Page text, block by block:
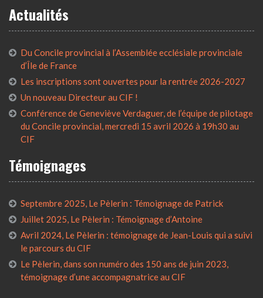
Actualités
Du Concile provincial à l’Assemblée ecclésiale provinciale
d’Île de France
Les inscriptions sont ouvertes pour la rentrée 2026-2027
Un nouveau Directeur au CIF !
Conférence de Geneviève Verdaguer, de l’équipe de pilotage
du Concile provincial, mercredi 15 avril 2026 à 19h30 au
CIF
Témoignages
Septembre 2025, Le Pèlerin : Témoignage de Patrick
Juillet 2025, Le Pèlerin : Témoignage d’Antoine
Avril 2024, Le Pèlerin : témoignage de Jean-Louis qui a suivi
le parcours du CIF
Le Pèlerin, dans son numéro des 150 ans de juin 2023,
témoignage d’une accompagnatrice au CIF